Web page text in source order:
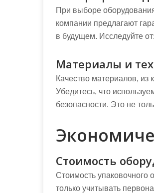
При выборе
компании предлагают
в будущем. Исследуйте
Материалы и
Качество материалов, из
Убедитесь, что
безопасности. Это не
Стоимость
Стоимость упаковочного
только учитывать